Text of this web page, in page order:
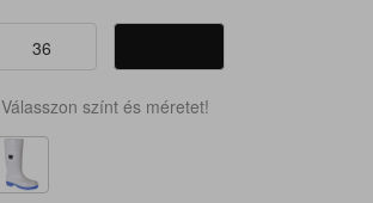
36
Válasszon színt és méretet!